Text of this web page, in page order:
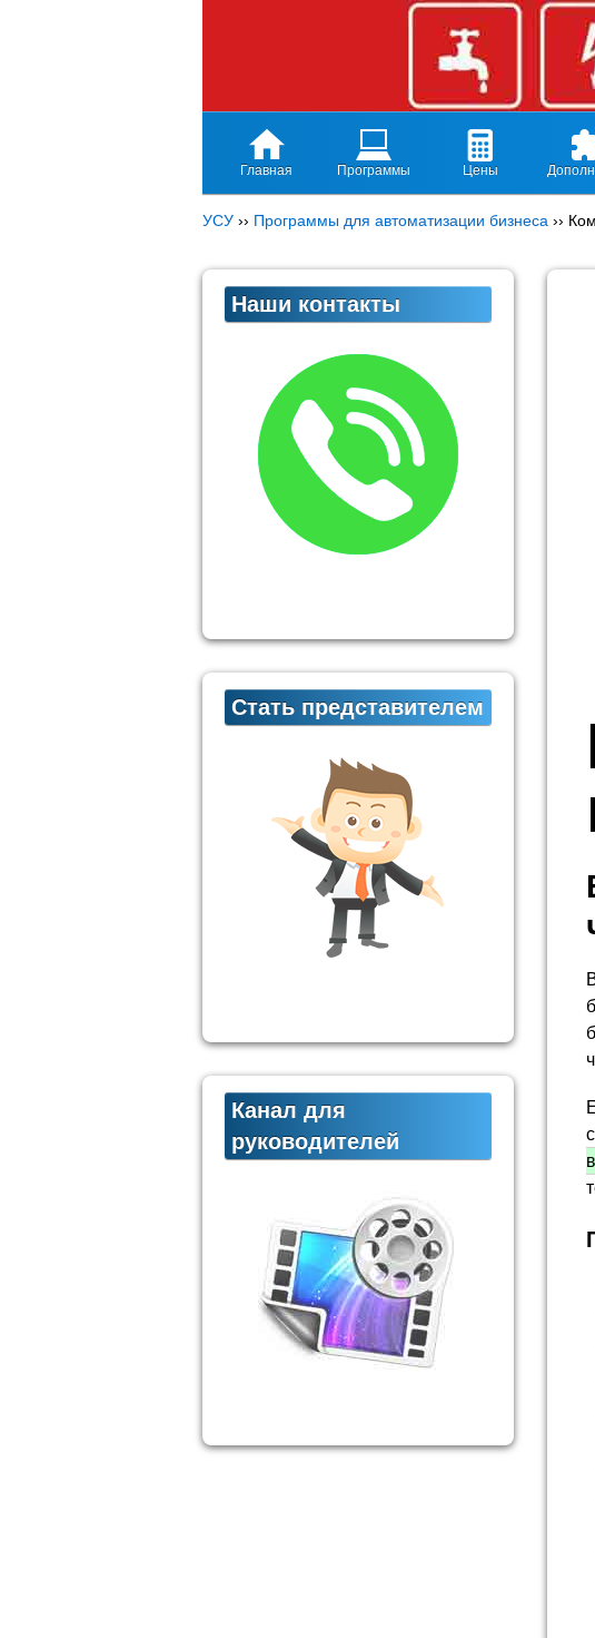
Главная Программы Цены
УСУ ›› Программы для автоматизации бизнеса ››
Наши контакты
Стать представителем
Канал для
руководителей